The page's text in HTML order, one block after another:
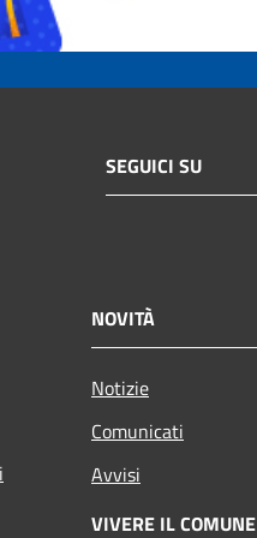
SEGUICI SU
NOVITÀ
Notizie
Comunicati
Avvisi
VIVERE IL COMUNE